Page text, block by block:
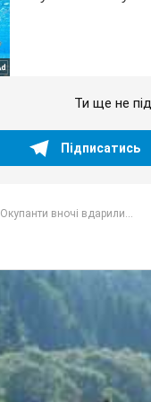
Ти ще не
Підписатись
Окупанти вночі вдарили...